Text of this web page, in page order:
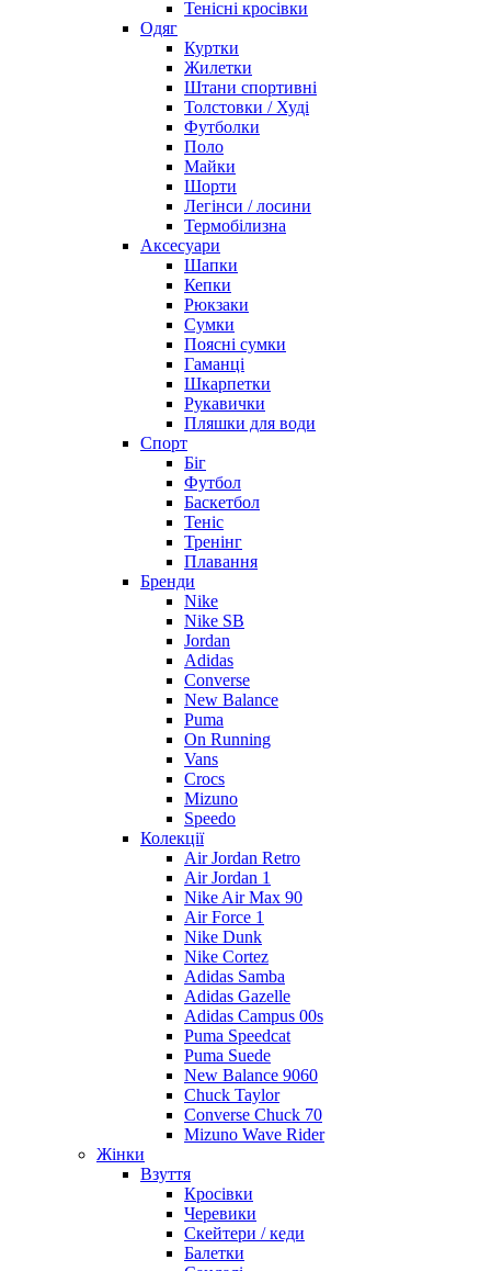
Тенісні кросівки
Одяг
Куртки
Жилетки
Штани спортивні
Толстовки / Худі
Футболки
Поло
Майки
Шорти
Легінси / лосини
Термобілизна
Аксесуари
Шапки
Кепки
Рюкзаки
Сумки
Поясні сумки
Гаманці
Шкарпетки
Рукавички
Пляшки для води
Спорт
Біг
Футбол
Баскетбол
Теніс
Тренінг
Плавання
Бренди
Nike
Nike SB
Jordan
Adidas
Converse
New Balance
Puma
On Running
Vans
Crocs
Mizuno
Speedo
Колекції
Air Jordan Retro
Air Jordan 1
Nike Air Max 90
Air Force 1
Nike Dunk
Nike Cortez
Adidas Samba
Adidas Gazelle
Adidas Campus 00s
Puma Speedcat
Puma Suede
New Balance 9060
Chuck Taylor
Converse Chuck 70
Mizuno Wave Rider
Жінки
Взуття
Кросівки
Черевики
Скейтери / кеди
Балетки